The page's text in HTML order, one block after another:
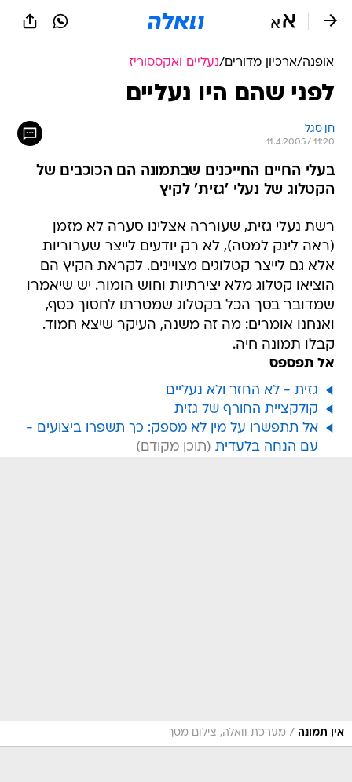
אופנה/ארכיון מדורים/נעליים ואקססוריז
לפני שהם היו נעליים
חן סגל
11.4.2005 / 11:20
בעלי החיים החייכנים שבתמונה הם הכוכבים של
הקטלוג של נעלי 'גזית' לקיץ
רשת נעלי גזית, שעוררה אצלינו סערה לא מזמן
(ראה לינק למטה), לא רק יודעים לייצר שערוריות
אלא גם לייצר קטלוגים מצויינים. לקראת הקיץ הם
הוציאו קטלוג מלא יצירתיות וחוש הומור. יש שיאמרו
שמדובר בסך הכל בקטלוג שמטרתו לחסוך כסף,
ואנחנו אומרים: מה זה משנה, העיקר שיצא חמוד.
קבלו תמונה חיה.
אל תפספס
גזית - לא החזר ולא נעליים
קולקציית החורף של גזית
אל תתפשרו על מין לא מספק: כך תשפרו ביצועים -
עם הנחה בלעדית
אין תמונה / מערכת וואלה, צילום מסך